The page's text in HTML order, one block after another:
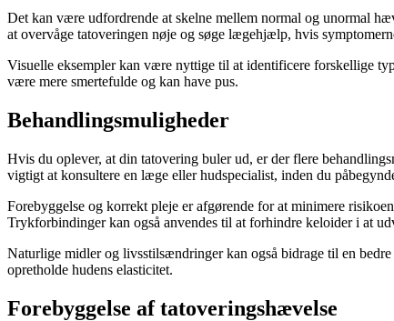
Det kan være udfordrende at skelne mellem normal og unormal
at overvåge tatoveringen nøje og søge lægehjælp, hvis
Visuelle eksempler kan være nyttige til at identificere forskellige
være mere smertefulde og kan have pus.
Behandlingsmuligheder
Hvis du oplever, at din tatovering buler ud, er der flere
vigtigt at konsultere en læge eller hudspecialist, inden du
Forebyggelse og korrekt pleje er afgørende for at minimere
Trykforbindinger kan også anvendes til at forhindre keloider i at
Naturlige midler og livsstilsændringer kan også bidrage til en
opretholde hudens elasticitet.
Forebyggelse af tatoveringshævelse